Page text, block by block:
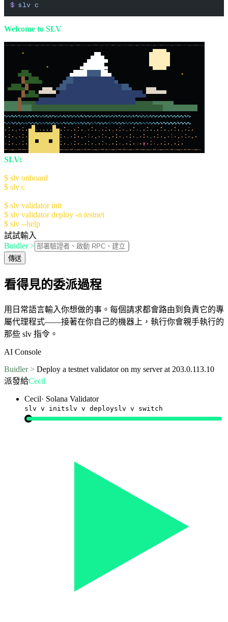
$ slv c
Welcome to SLV
*
*
*
☆ @
SLV:
$ slv onboard
$ slv c
$ slv validator init
$ slv validator deploy -n testnet
$ slv --help
試試輸入
Buidler >
|
傳送
看得見的委派過程
用日常語言輸入你想做的事。每個請求都會路由到負責它的專
屬代理程式——接著在你自己的機器上，執行你會親手執行的
那些 slv 指令。
AI Console
Buidler > Deploy a testnet validator on my server at 203.0.113.10
派發給Cecil
Cecil· Solana Validator
slv v initslv v deployslv v switch